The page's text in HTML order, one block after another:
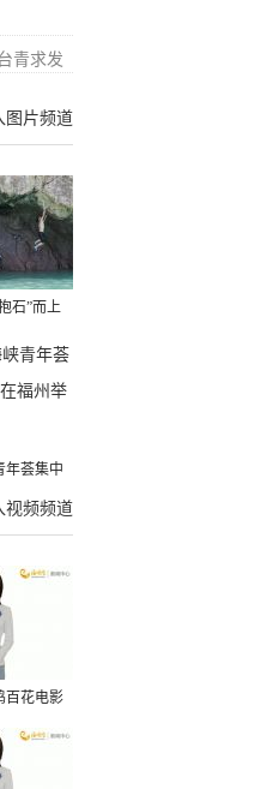
青求发
图片频道
石”而上
年荟集中
举行
视频频道
百花电影
31日启动